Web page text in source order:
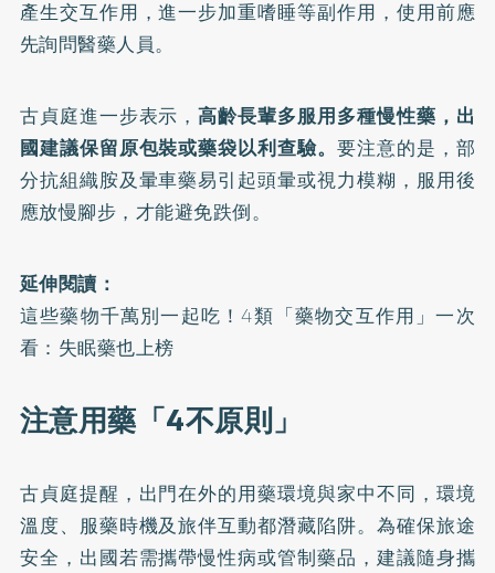
產生交互作用，進一步加重嗜睡等副作用，使用前應
先詢問醫藥人員。
古貞庭進一步表示，高齡長輩多服用多種慢性藥，出
國建議保留原包裝或藥袋以利查驗。 要注意的是，部
分抗組織胺及暈車藥易引起頭暈或視力模糊，服用後
應放慢腳步，才能避免跌倒。
延伸閱讀：
這些藥物千萬別一起吃！4類「藥物交互作用」一次
看：失眠藥也上榜
注意用藥「4不原則」
古貞庭提醒，出門在外的用藥環境與家中不同，環境
溫度、服藥時機及旅伴互動都潛藏陷阱。為確保旅途
安全，出國若需攜帶慢性病或管制藥品，建議隨身攜